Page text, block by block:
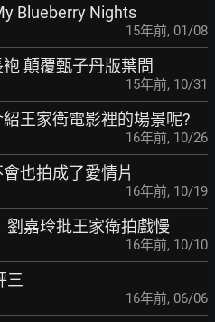
Blueberry Nights
15年前, 01/08
顛覆甄子丹版葉問
15年前, 10/31
王家衛電影裡的場景呢?
16年前, 10/26
也拍成了愛情片
16年前, 10/19
劉嘉玲批王家衛拍戲慢
16年前, 10/10
三
16年前, 06/06